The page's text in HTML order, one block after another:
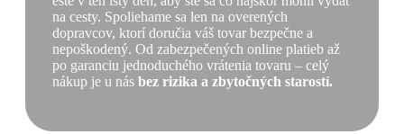
na cesty. Spoliehame sa len na overených
dopravcov, ktorí doručia váš tovar bezpečne a
nepoškodený. Od zabezpečených online platieb až
po garanciu jednoduchého vrátenia tovaru – celý
nákup je u nás bez rizika a zbytočných starostí.